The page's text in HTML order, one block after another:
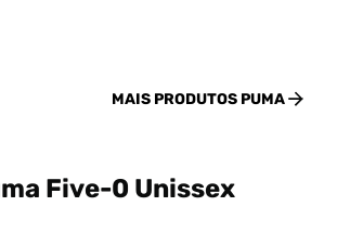
MAIS PRODUTOS PUMA
Five-0 Unissex